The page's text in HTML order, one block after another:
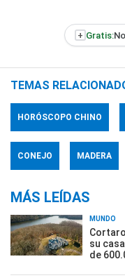
+ Gratis:
TEMAS
HORÓSCOPO CHINO
CONEJO MADERA
MÁS LEÍDAS
MUNDO
su
de